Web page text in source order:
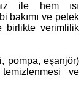
ile hem ısı
bakımı ve petek
birlikte verimlilik
pompa, eşanjör)
ve